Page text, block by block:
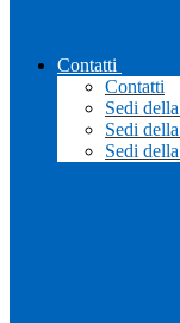
Contatti
Contatti
Sedi
Sedi
Sedi